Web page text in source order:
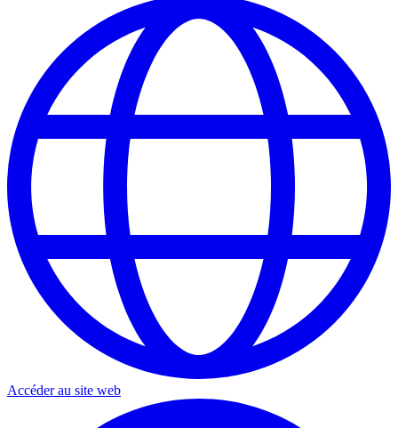
Accéder au site web